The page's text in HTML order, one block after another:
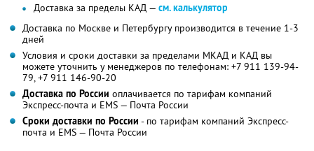
Доставка за пределы КАД — см. калькулятор
Доставка по Москве и Петербургу производится в течение 1-3
дней
Условия и сроки доставки за пределами МКАД и КАД вы
можете уточнить у менеджеров по телефонам: +7 911 139-94-
79, +7 911 146-90-20
Доставка по России оплачивается по тарифам компаний
Экспресс-почта и EMS — Почта России
Сроки доставки по России - по тарифам компаний Экспресс-
почта и EMS — Почта России